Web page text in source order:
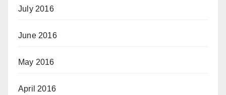
July 2016
June 2016
May 2016
April 2016